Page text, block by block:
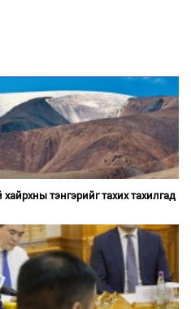
тэнгэрийг тахих тахилгад